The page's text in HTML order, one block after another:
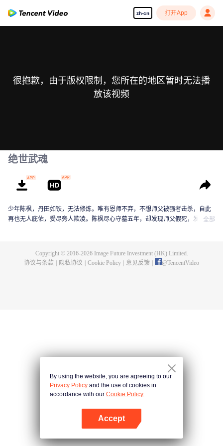
zh-cn 打开App
很抱歉，由于版权限制，您所在的地区暂时无法播
放该视频
绝世武魂
少年陈枫，丹田如铁，无法修炼。唯有恩师不弃，不想师父被强者击杀，自此
再也无人庇佑，受尽旁人欺凌。陈枫尽心守墓五年，却发现师父假死，发现师
全部
Copyright © 2016-2026Image Future Investment (HK) Limited.
协议与条款
隐私协议 Cookie Policy 意见反馈 @TencentVideo
By using the website, you are agreeing to our
Privacy Policy and the use of cookies in
accordance with our Cookie Policy.
Accept